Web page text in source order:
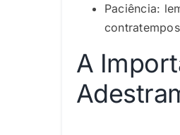
Paciência:
A